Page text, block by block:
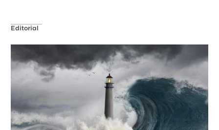
Editorial